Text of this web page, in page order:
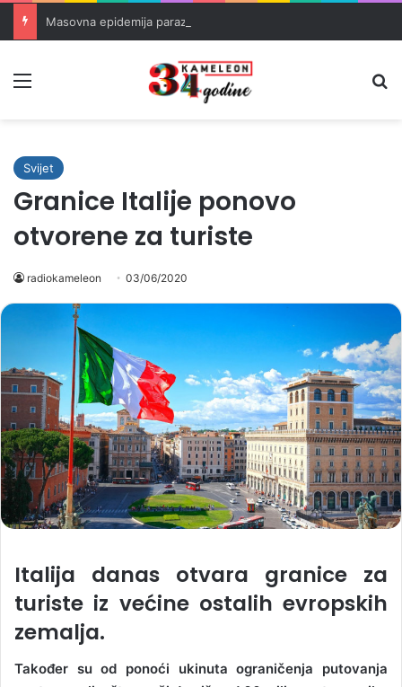
Svijet
Granice Italije ponovo
otvorene za turiste
radiokameleon 03/06/2020
Italija danas otvara granice za
turiste iz većine ostalih evropskih
zemalja.
Također su od ponoći ukinuta ograničenja putovanja